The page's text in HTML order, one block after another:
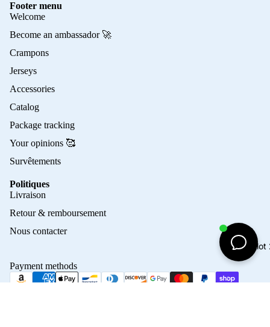
Maillot
Footer menu
Welcome
Become an ambassador 🚀
Crampons
Jerseys
Accessories
Catalog
Package tracking
Your opinions 🥰
Survêtements
Politiques
Livraison
Retour & remboursement
Nous contacter
Payment methods
Terms of sale